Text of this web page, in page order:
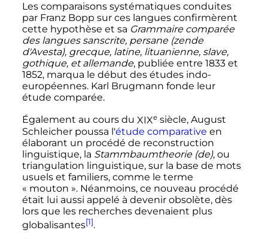
Les comparaisons systématiques conduites
par Franz Bopp sur ces langues confirmèrent
cette hypothèse et sa Grammaire comparée
des langues sanscrite, persane (zende
d'Avesta), grecque, latine, lituanienne, slave,
gothique, et allemande, publiée entre 1833 et
1852, marqua le début des études indo-
européennes. Karl Brugmann fonde leur
étude comparée.
Également au cours du XIXe siècle, August
Schleicher poussa l'étude comparative en
élaborant un procédé de reconstruction
linguistique, la Stammbaumtheorie (de), ou
triangulation linguistique, sur la base de mots
usuels et familiers, comme le terme
« mouton ». Néanmoins, ce nouveau procédé
était lui aussi appelé à devenir obsolète, dès
lors que les recherches devenaient plus
globalisantes[1].